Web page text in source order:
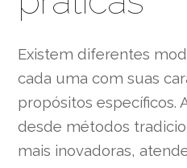
Existem diferentes
cada uma com suas
propósitos específicos.
desde métodos
mais inovadoras,